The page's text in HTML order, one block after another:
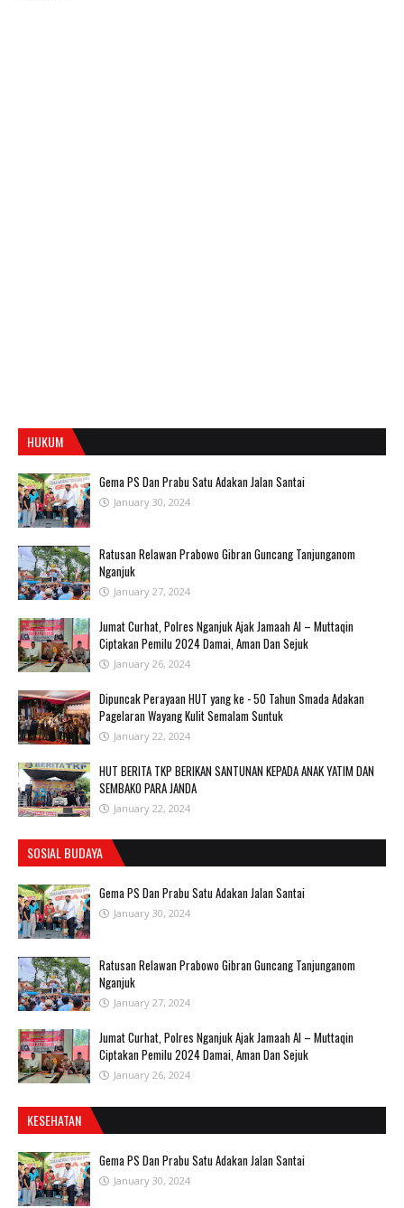
HUKUM
Gema PS Dan Prabu Satu Adakan Jalan Santai
January 30, 2024
Ratusan Relawan Prabowo Gibran Guncang Tanjunganom
Nganjuk
January 27, 2024
Jumat Curhat, Polres Nganjuk Ajak Jamaah Al – Muttaqin
Ciptakan Pemilu 2024 Damai, Aman Dan Sejuk
January 26, 2024
Dipuncak Perayaan HUT yang ke - 50 Tahun Smada Adakan
Pagelaran Wayang Kulit Semalam Suntuk
January 22, 2024
HUT BERITA TKP BERIKAN SANTUNAN KEPADA ANAK YATIM DAN
SEMBAKO PARA JANDA
January 22, 2024
SOSIAL BUDAYA
Gema PS Dan Prabu Satu Adakan Jalan Santai
January 30, 2024
Ratusan Relawan Prabowo Gibran Guncang Tanjunganom
Nganjuk
January 27, 2024
Jumat Curhat, Polres Nganjuk Ajak Jamaah Al – Muttaqin
Ciptakan Pemilu 2024 Damai, Aman Dan Sejuk
January 26, 2024
KESEHATAN
Gema PS Dan Prabu Satu Adakan Jalan Santai
January 30, 2024